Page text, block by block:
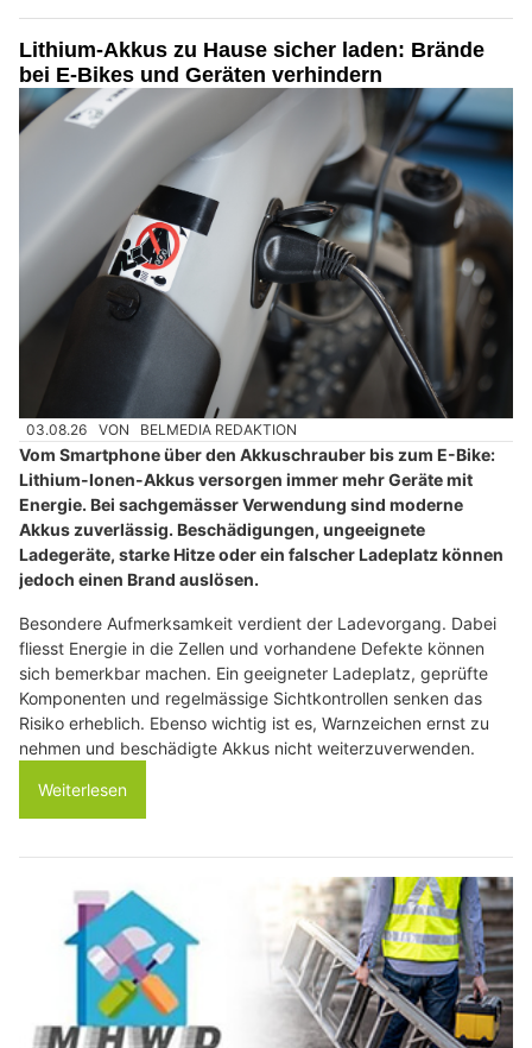
Lithium-Akkus zu Hause sicher laden: Brände
bei E-Bikes und Geräten verhindern
03.08.26 VON BELMEDIA REDAKTION
Vom Smartphone über den Akkuschrauber bis zum E-Bike:
Lithium-Ionen-Akkus versorgen immer mehr Geräte mit
Energie. Bei sachgemässer Verwendung sind moderne
Akkus zuverlässig. Beschädigungen, ungeeignete
Ladegeräte, starke Hitze oder ein falscher Ladeplatz können
jedoch einen Brand auslösen.
Besondere Aufmerksamkeit verdient der Ladevorgang. Dabei
fliesst Energie in die Zellen und vorhandene Defekte können
sich bemerkbar machen. Ein geeigneter Ladeplatz, geprüfte
Komponenten und regelmässige Sichtkontrollen senken das
Risiko erheblich. Ebenso wichtig ist es, Warnzeichen ernst zu
nehmen und beschädigte Akkus nicht weiterzuverwenden.
Weiterlesen